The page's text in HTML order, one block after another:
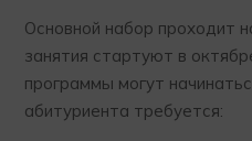
Основной набор проходит
занятия стартуют в
программы могут
абитуриента требуется: